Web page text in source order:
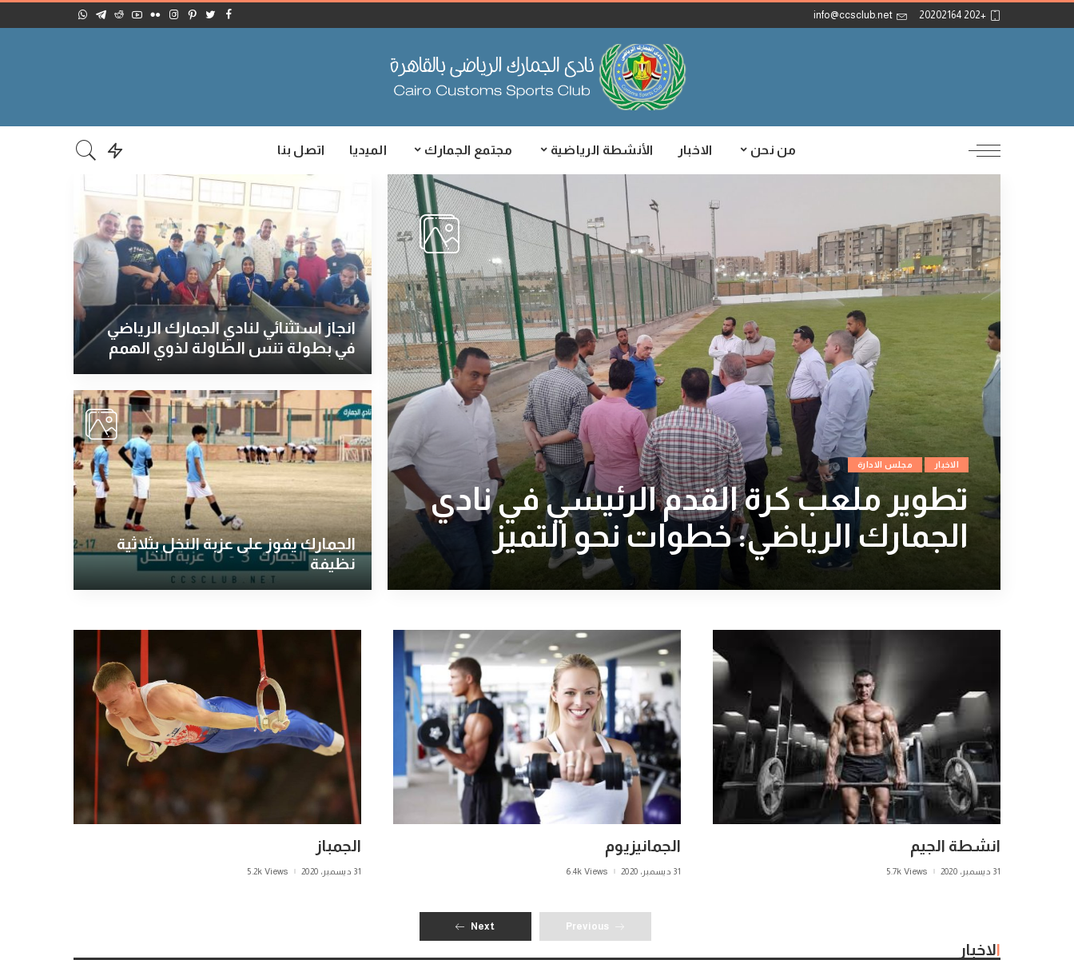
+202 20202164
info@ccsclub.net
من نحن الاخبار الأنشطة الرياضية مجتمع الجمارك الميديا اتصل بنا
الاخبار مجلس الادارة
تطوير ملعب كرة القدم الرئيسي في نادي
الجمارك الرياضي: خطوات نحو التميز
انجاز استثنائي لنادي الجمارك الرياضي
في بطولة تنس الطاولة لذوي الهمم
الجمارك يفوز على عزبة النخل بثلاثية
نظيفة
انشطة الجيم
31 ديسمبر، 2020 5.7k Views
الجمانيزيوم
31 ديسمبر، 2020 6.4k Views
الجمباز
31 ديسمبر، 2020 5.2k Views
Previous
Next
الاخبار